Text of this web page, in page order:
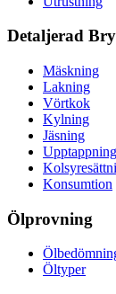
Detaljerad
Mäskning
Lakning
Vörtkok
Kylning
Jäsning
Upptappning
Konsumtion
Ölprovning
Öltyper